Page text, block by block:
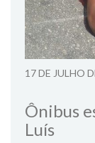
17 DE JULHO
Ônibus
Luís